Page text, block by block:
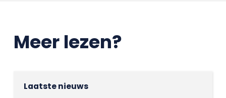
Meer lezen?
Laatste nieuws